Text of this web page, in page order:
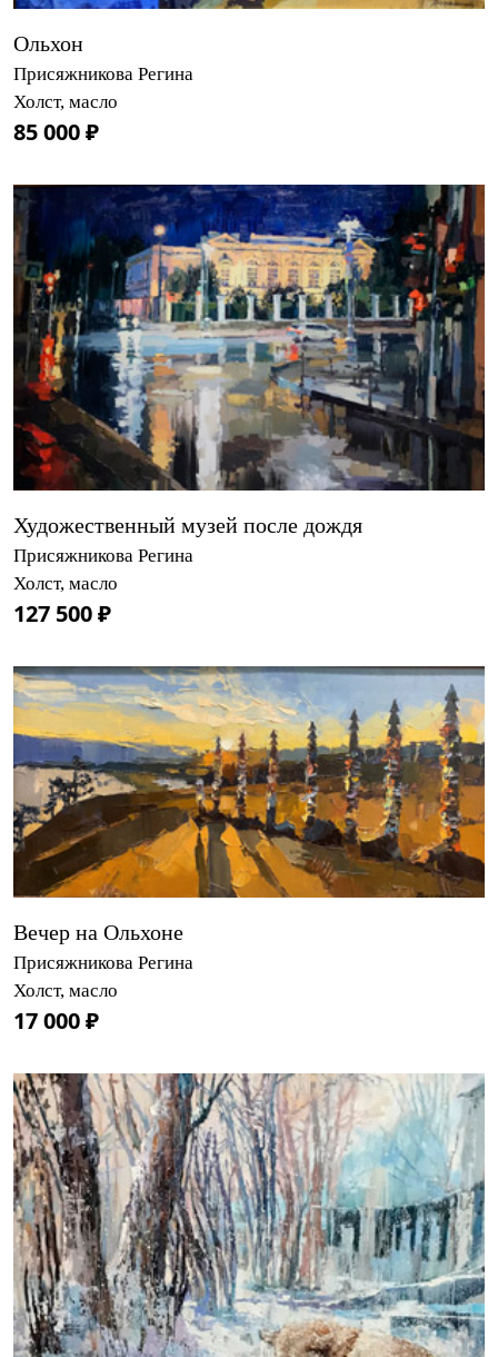
Ольхон
Присяжникова Регина
Холст, масло
85 000 ₽
Художественный музей после дождя
Присяжникова Регина
Холст, масло
127 500 ₽
Вечер на Ольхоне
Присяжникова Регина
Холст, масло
17 000 ₽